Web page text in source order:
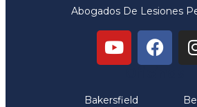
Abogados De Lesiones
Bakersfield